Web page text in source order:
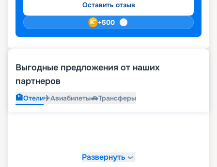
Оставить отзыв
+500
Выгодные предложения от наших
партнеров
🏨Отели✈️Авиабилеты🚗Трансферы
Развернуть